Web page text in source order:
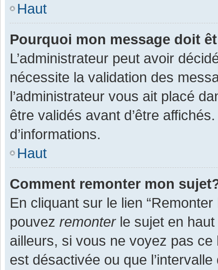
Haut
Pourquoi mon message doit
L’administrateur peut avoir
nécessite la validation des
l’administrateur vous ait placé
être validés avant d’être
d’informations.
Haut
Comment remonter mon
En cliquant sur le lien
pouvez remonterle sujet en haut
ailleurs, si vous ne voyez pas
est désactivée ou que